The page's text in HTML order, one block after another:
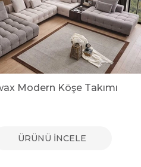
Modern Köşe Takımı
ÜRÜNÜ İNCELE